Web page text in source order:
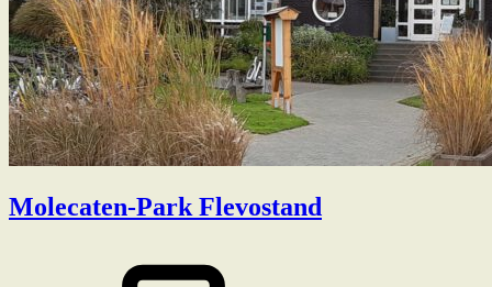
Molecaten-Park Flevostand